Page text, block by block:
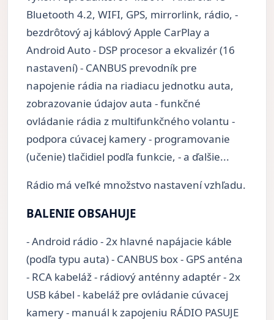
Bluetooth 4.2, WIFI, GPS, mirrorlink, rádio, -
bezdrôtový aj káblový Apple CarPlay a
Android Auto - DSP procesor a ekvalizér (16
nastavení) - CANBUS prevodník pre
napojenie rádia na riadiacu jednotku auta,
zobrazovanie údajov auta - funkčné
ovládanie rádia z multifunkčného volantu -
podpora cúvacej kamery - programovanie
(učenie) tlačidiel podľa funkcie, - a ďalšie...
Rádio má veľké množstvo nastavení vzhľadu.
BALENIE OBSAHUJE
- Android rádio - 2x hlavné napájacie káble
(podľa typu auta) - CANBUS box - GPS anténa
- RCA kabeláž - rádiový anténny adaptér - 2x
USB kábel - kabeláž pre ovládanie cúvacej
kamery - manuál k zapojeniu RÁDIO PASUJE